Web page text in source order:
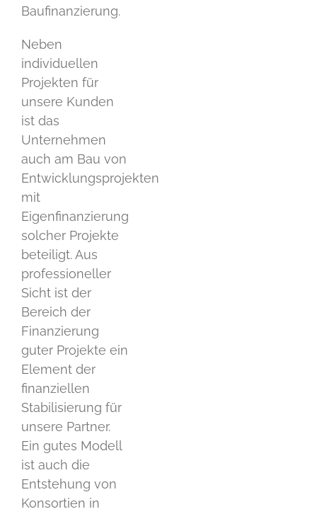
Baufinanzierung.
Neben
individuellen
Projekten für
unsere Kunden
ist das
Unternehmen
auch am Bau von
Entwicklungsprojekten
mit
Eigenfinanzierung
solcher Projekte
beteiligt. Aus
professioneller
Sicht ist der
Bereich der
Finanzierung
guter Projekte ein
Element der
finanziellen
Stabilisierung für
unsere Partner.
Ein gutes Modell
ist auch die
Entstehung von
Konsortien in